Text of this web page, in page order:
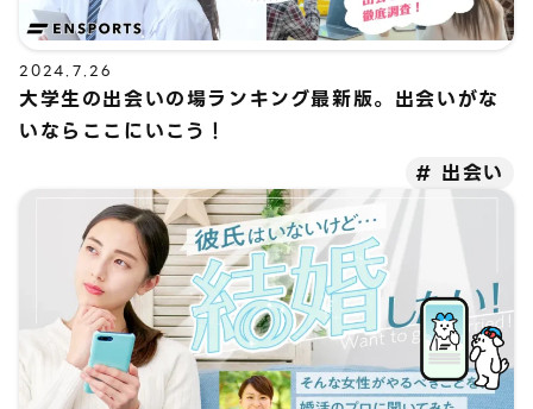
2024.7.26
大学生の出会いの場ランキング最新版。出会いがな
いならここにいこう！
出会い